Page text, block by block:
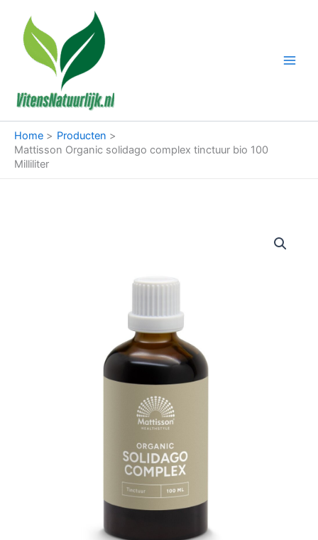
inhoud
Home
Producten
Mattisson Organic solidago complex tinctuur bio 100
Milliliter